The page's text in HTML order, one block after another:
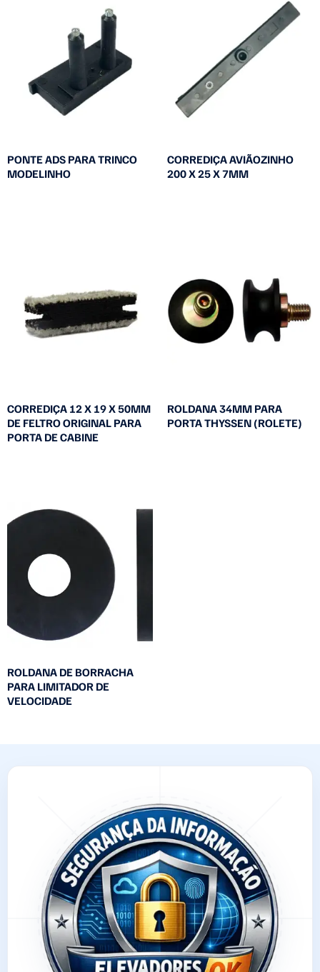
PONTE ADS PARA TRINCO
MODELINHO
CORREDIÇA AVIÃOZINHO
200 X 25 X 7MM
CORREDIÇA 12 X 19 X 50MM
DE FELTRO ORIGINAL PARA
PORTA DE CABINE
ROLDANA 34MM PARA
PORTA THYSSEN (ROLETE)
ROLDANA DE BORRACHA
PARA LIMITADOR DE
VELOCIDADE